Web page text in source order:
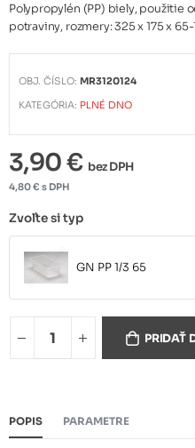
Polypropylén (PP) biely, použitie
potraviny, rozmery: 325 x 175 x
OBJ. ČÍSLO: MR3120124
KATEGÓRIA: PLNÉ DNO
3,90 € bez DPH
4,80 € s DPH
Zvoľte si typ
GN PP 1/3 65
GN PP 1/3 100
GN PP 1/3 150
PRIDAŤ
POPIS PARAMETRE